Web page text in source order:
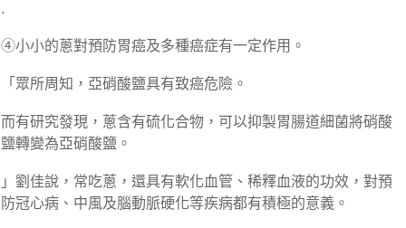
.
④小小的蔥對預防胃癌及多種癌症有一定作用。
「眾所周知，亞硝酸鹽具有致癌危險。
而有研究發現，蔥含有硫化合物，可以抑製胃腸道細菌將硝酸
鹽轉變為亞硝酸鹽。
」劉佳說，常吃蔥，還具有軟化血管、稀釋血液的功效，對預
防冠心病、中風及腦動脈硬化等疾病都有積極的意義。